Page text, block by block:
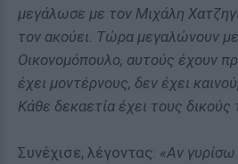
μεγάλωσε με τον Μιχάλη
τον ακούει. Τώρα μεγαλώνουν
Οικονομόπουλο, αυτούς έχουν
έχει μοντέρνους, δεν έχει
Κάθε δεκαετία έχει τους δικούς
Συνέχισε, λέγοντας: «Αν γυρίσω